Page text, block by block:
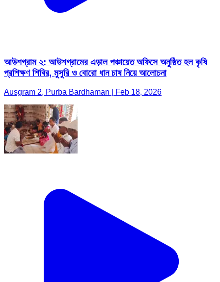
আউশগ্রাম ২: আউশগ্রামের এড়াল পঞ্চায়েত অফিসে অনুষ্ঠিত হল কৃষি
প্রশিক্ষণ শিবির, মুসুরি ও বোরো ধান চাষ নিয়ে আলোচনা
Ausgram 2, Purba Bardhaman | Feb 18, 2026